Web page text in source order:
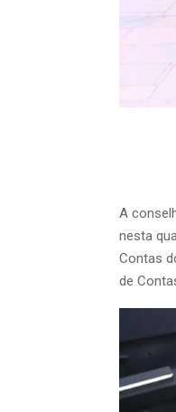
A
nesta
Contas
de